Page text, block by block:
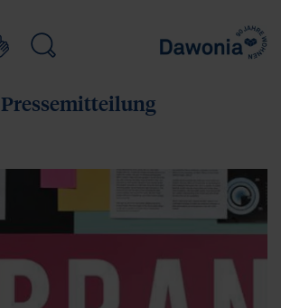
Pressemitteilung